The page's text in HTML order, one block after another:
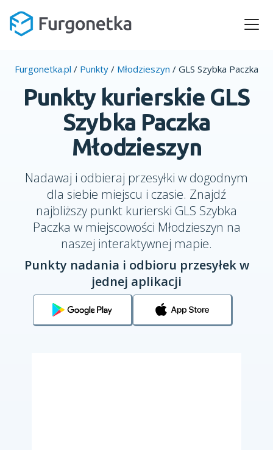
Furgonetka.pl / Punkty / Młodzieszyn / GLS Szybka Paczka
Punkty kurierskie GLS
Szybka Paczka
Młodzieszyn
Nadawaj i odbieraj przesyłki w dogodnym
dla siebie miejscu i czasie. Znajdź
najbliższy punkt kurierski GLS Szybka
Paczka w miejscowości Młodzieszyn na
naszej interaktywnej mapie.
Punkty nadania i odbioru przesyłek w
jednej aplikacji